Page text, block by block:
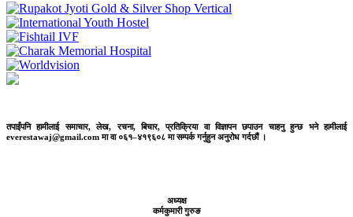
तपाईंपनि हामीलाई समाचार, लेख, रचना, बिचार, प्रतिक्रिया वा विज्ञापन छपाउन चाहनु हुन्छ भने हामीलाई
everestawaj@gmail.com मा वा ०६१–४१९६०८ मा सम्पर्क गर्नुहुन अनुरोध गर्दछौं ।
अध्यक्ष
कर्मकुमारी गुरुङ